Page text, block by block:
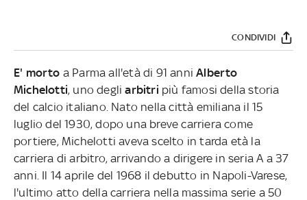
CONDIVIDI
E' morto a Parma all'età di 91 anniAlberto
Michelotti, uno degliarbitri più famosi della storia
del calcio italiano. Nato nella città emiliana il 15
luglio del 1930, dopo una breve carriera come
portiere, Michelotti aveva scelto in tarda età la
carriera di arbitro, arrivando a dirigere in seria A a 37
anni. Il 14 aprile del 1968 il debutto in Napoli-Varese,
l'ultimo atto della carriera nella massima serie a 50